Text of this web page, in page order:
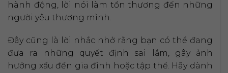
hành động, lời nói làm tổn thương đến những
người yêu thương mình.
Đây cũng là lời nhắc nhở rằng bạn có thể đang
đưa ra những quyết định sai lầm, gây ảnh
hưởng xấu đến gia đình hoặc tập thể. Hãy dành